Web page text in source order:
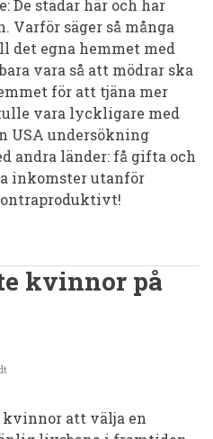
De städar här och har
Varför säger så många
det egna hemmet med
vara så att mödrar ska
för att tjäna mer
vara lyckligare med
USA undersökning
andra länder: få gifta och
inkomster utanför
kvinnor på
att välja en